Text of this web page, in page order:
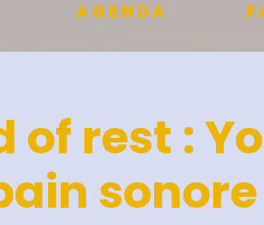
Agenda
of rest :
sonore